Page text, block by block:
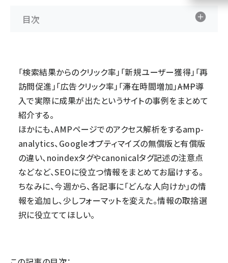
目次
「検索結果からのクリック率」「新規ユーザー獲得」「再
訪問促進」「広告クリック率」「滞在時間増加」――AMP導
入で実際に成果が出たというサイトの事例をまとめて
紹介する。
ほかにも、AMPページでのアクセス解析をするamp-
analytics、Googleオプティマイズの無償版と有償版
の違い、noindexタグやcanonicalタグ記述の注意点
などなど、SEOに役立つ情報をまとめてお届けする。
ちなみに、今週から、各記事に「どんな人向けか」の情
報を追加し、少しフォーマットを変えた。情報の取捨選
択に役立ててほしい。